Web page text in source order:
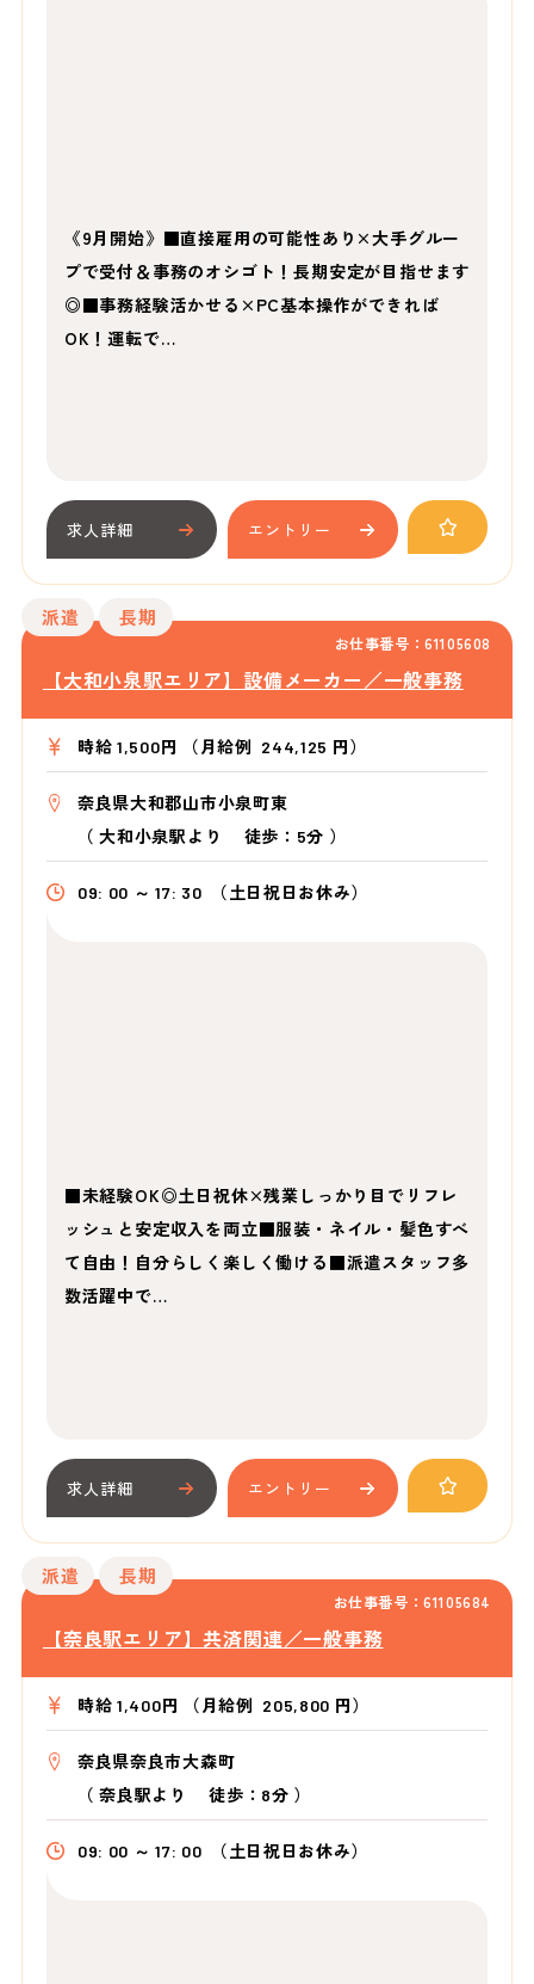
《9月開始》■直接雇用の可能性あり×大手グルー
プで受付＆事務のオシゴト！長期安定が目指せます
◎■事務経験活かせる×PC基本操作ができれば
OK！運転で…
求人詳細 エントリー
お仕事番号：61105608
派遣 長期
【大和小泉駅エリア】設備メーカー／一般事務
時給 1,500円 （月給例 244,125 円）
奈良県大和郡山市小泉町東
（大和小泉駅より 徒歩：5分 ）
09: 00 ～ 17: 30 （土日祝日お休み）
■未経験OK◎土日祝休×残業しっかり目でリフレ
ッシュと安定収入を両立■服装・ネイル・髪色すべ
て自由！自分らしく楽しく働ける■派遣スタッフ多
数活躍中で…
求人詳細 エントリー
お仕事番号：61105684
派遣 長期
【奈良駅エリア】共済関連／一般事務
時給 1,400円 （月給例 205,800 円）
奈良県奈良市大森町
（奈良駅より徒歩：8分 ）
09: 00 ～ 17: 00 （土日祝日お休み）